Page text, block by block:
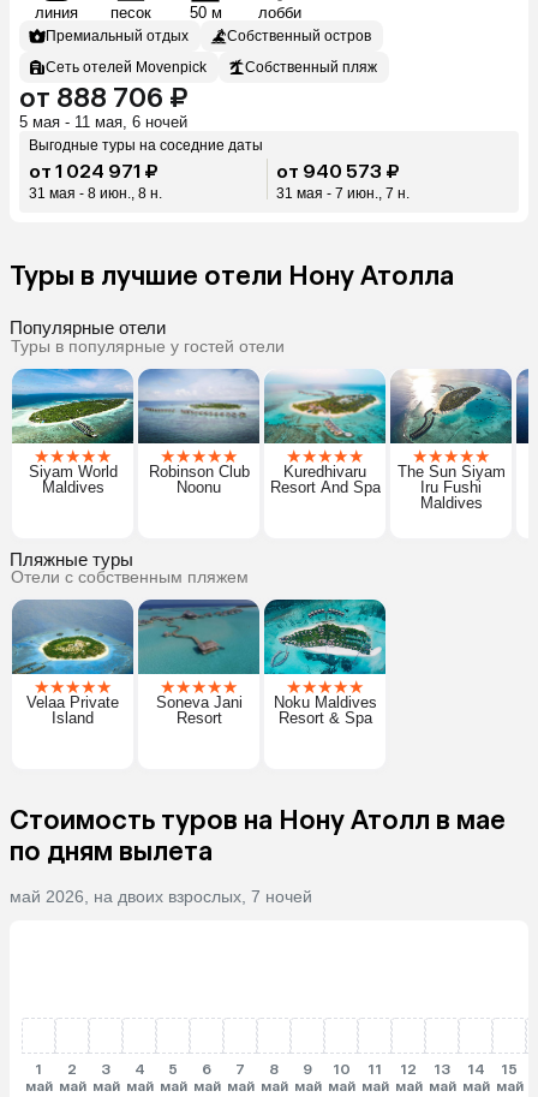
линия песок 50 м лобби
Премиальный отдых
Собственный остров
Сеть отелей Movenpick
Собственный пляж
от 888 706 ₽
5 мая - 11 мая, 6 ночей
Выгодные туры на соседние даты
от 1 024 971 ₽
31 мая - 8 июн., 8 н.
от 940 573 ₽
31 мая - 7 июн., 7 н.
Туры в лучшие отели Нону Атолла
Популярные отели
Туры в популярные у гостей отели
★★★★★
Siyam World
Maldives
★★★★★
Robinson Club
Noonu
★★★★★
Kuredhivaru
Resort And Spa
★★★★★
The Sun Siyam
Iru Fushi
Maldives
Пляжные туры
Отели с собственным пляжем
★★★★★
Velaa Private
Island
★★★★★
Soneva Jani
Resort
★★★★★
Noku Maldives
Resort & Spa
Стоимость туров на Нону Атолл в мае
по дням вылета
май 2026, на двоих взрослых, 7 ночей
1
май
2
май
3
май
4
май
5
май
6
май
7
май
8
май
9
май
10
май
11
май
12
май
13
май
14
май
15
май